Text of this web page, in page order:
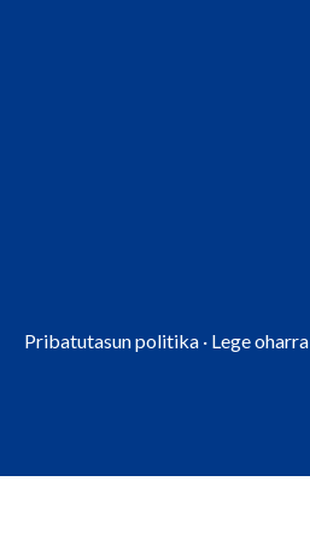
Pribatutasun politika · Lege oharra